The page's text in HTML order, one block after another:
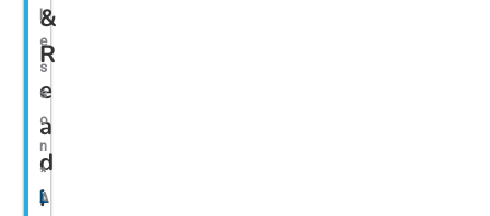
&
R
e
a
d
i
e
s
s
o
n
*
A
L